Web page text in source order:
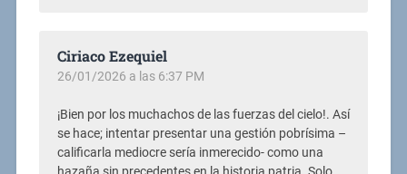
Ciriaco Ezequiel
26/01/2026 a las 6:37 PM
¡Bien por los muchachos de las fuerzas del cielo!. Así
se hace; intentar presentar una gestión pobrísima –
calificarla mediocre sería inmerecido- como una